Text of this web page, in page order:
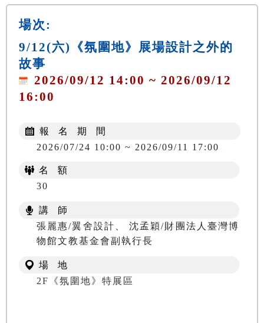
場次:
9/12(六)《氛圍地》展場設計之外的
故事
2026/09/12 14:00 ~ 2026/09/12
16:00
報 名 期 間
2026/07/24 10:00 ~ 2026/09/11 17:00
名 額
30
講 師
張麗惠/翼舍設計、 沈孟穎/財團法人臺灣博
物館文教基金會副執行長
場 地
2F《氛圍地》特展區